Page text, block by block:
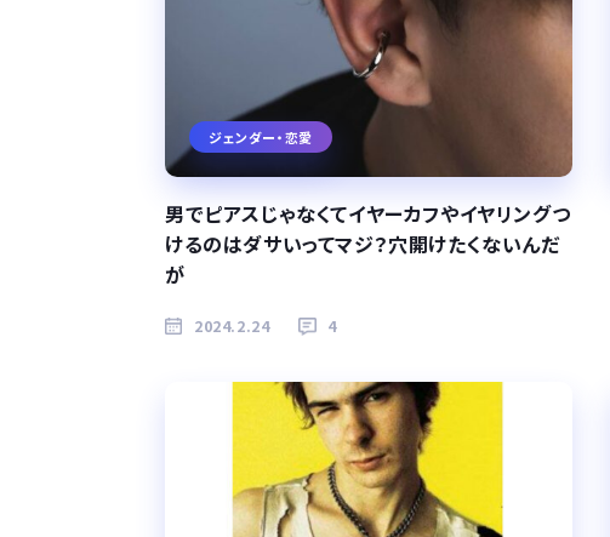
ジェンダー・恋愛
男でピアスじゃなくてイヤーカフやイヤリングつ
けるのはダサいってマジ？穴開けたくないんだ
が
2024.2.24 4